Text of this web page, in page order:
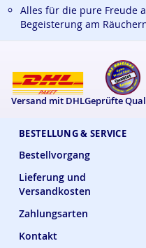
BESTELLUNG & SERVICE
Bestellvorgang
Lieferung und
Versandkosten
Zahlungsarten
Kontakt
Alles für die pure Freude
Begeisterung am
Versand mit DHLGeprüfte